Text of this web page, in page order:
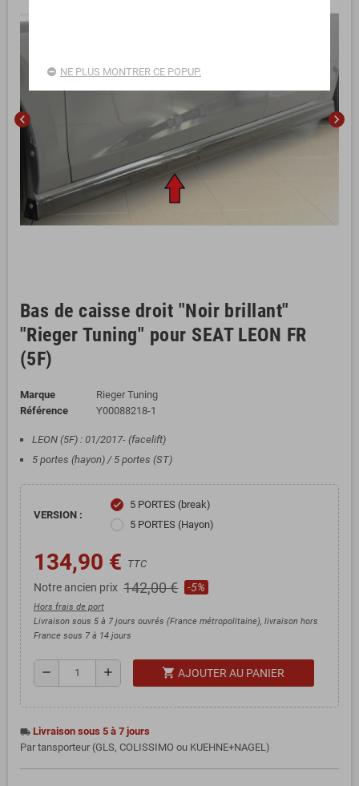
chevron_left chevron_right
Bas de caisse droit "Noir brillant"
"Rieger Tuning" pour SEAT LEON FR
(5F)
Marque
Rieger Tuning
Référence
Y00088218-1
LEON (5F) : 01/2017- (facelift)
5 portes (hayon) / 5 portes (ST)
VERSION :
check
5 PORTES (break)
5 PORTES (Hayon)
134,90 € TTC
Notre ancien prix 142,00 € -5%
Hors frais de port
Livraison sous 5 à 7 jours ouvrés (France métropolitaine), livraison hors
France sous 7 à 14 jours
remove add shopping_cart AJOUTER AU PANIER
local_shipping Livraison sous 5 à 7 jours
Par tansporteur (GLS, COLISSIMO ou KUEHNE+NAGEL)
NE PLUS MONTRER CE POPUP.